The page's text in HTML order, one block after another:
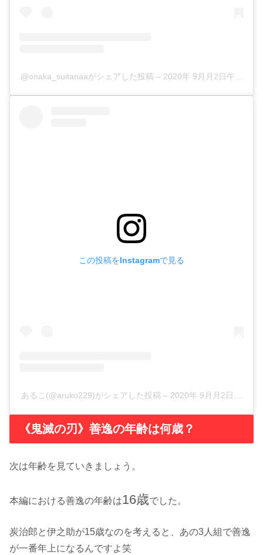
@onaka_suitanaaがシェアした投稿 – 2020年 9月月2日午前8時
この投稿をInstagramで見る
あるこ(@aruko229)がシェアした投稿 – 2020年 9月月2日午後3
《鬼滅の刃》善逸の年齢は何歳？
次は年齢を見ていきましょう。
本編における善逸の年齢は16歳でした。
炭治郎と伊之助が15歳なのを考えると、あの3人組で善逸
が一番年上になるんですよ笑